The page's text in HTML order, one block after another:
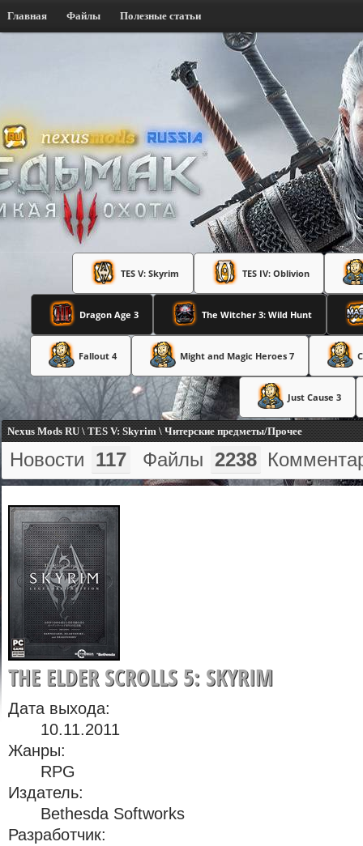
Главная Файлы Полезные статьи
TES V: Skyrim TES IV: Oblivion
Dragon Age 3 The Witcher 3: Wild Hunt
Fallout 4 Might and Magic Heroes 7
Just Cause 3
Nexus Mods RU \ TES V: Skyrim \ Читерские предметы/Прочее
Новости 117 Файлы 2238
THE ELDER SCROLLS 5: SKYRIM
Дата выхода:
10.11.2011
Жанры:
RPG
Издатель:
Bethesda Softworks
Разработчик: